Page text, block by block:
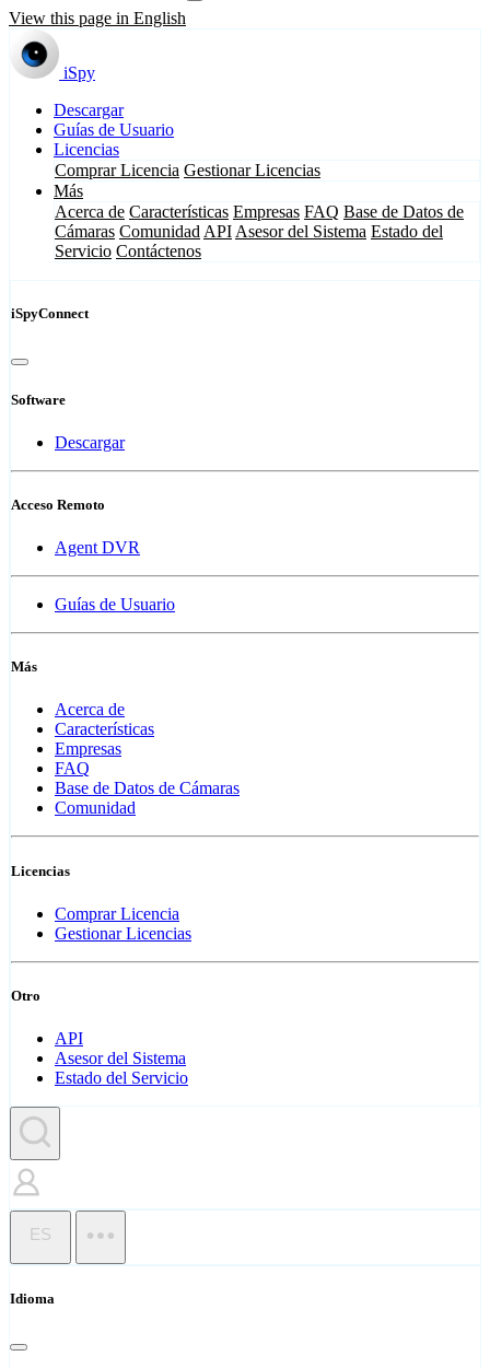
View this page in English
iSpy
Descargar
Guías de Usuario
Licencias
Comprar Licencia Gestionar Licencias
Más
Acerca de Características Empresas FAQ Base de Datos de
Cámaras Comunidad API Asesor del Sistema Estado del
Servicio Contáctenos
iSpyConnect
Software
Descargar
Acceso Remoto
Agent DVR
Guías de Usuario
Más
Acerca de
Características
Empresas
FAQ
Base de Datos de Cámaras
Comunidad
Licencias
Comprar Licencia
Gestionar Licencias
Otro
API
Asesor del Sistema
Estado del Servicio
ES
Idioma